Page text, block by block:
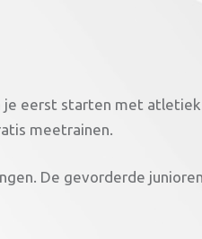
je eerst starten met
meetrainen.
De gevorderde